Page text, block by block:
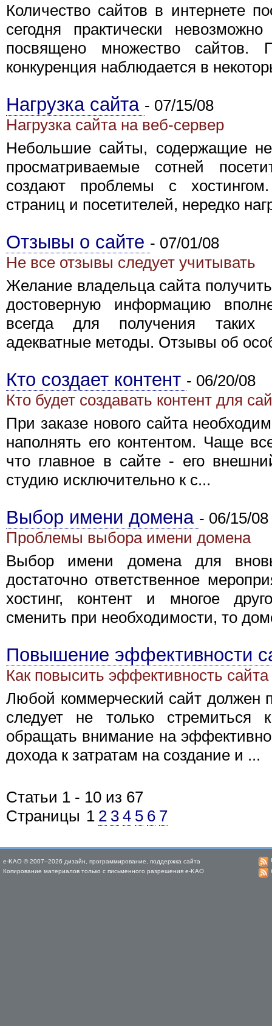
Количество сайтов в интернете
сегодня практически
посвящено множество сайтов.
конкуренция наблюдается в
Нагрузка сайта - 07/15/08
Нагрузка сайта на веб-сервер
Небольшие сайты, содержащие
просматриваемые сотней
создают проблемы с
страниц и посетителей, нередко
Отзывы о сайте - 07/01/08
Не все отзывы следует учитывать
Желание владельца сайта
достоверную информацию
всегда для получения таких
адекватные методы. Отзывы об
Кто создает контент - 06/20/08
Кто будет создавать контент для
При заказе нового сайта
наполнять его контентом. Чаще
что главное в сайте - его
студию исключительно к с...
Выбор имени домена - 06/15/08
Проблемы выбора имени домена
Выбор имени домена для
достаточно ответственное
хостинг, контент и многое
сменить при необходимости, то
Повышение эффективности
Как повысить эффективность сайта
Любой коммерческий сайт должен
следует не только
обращать внимание на
дохода к затратам на создание и ...
Статьи 1 - 10 из 67
Страницы 1 2 3 4 5 6 7
e-KAO © 2007–2026 дизайн, программирование, поддержка сайта
Копирование материалов только с письменного разрешения e-KAO